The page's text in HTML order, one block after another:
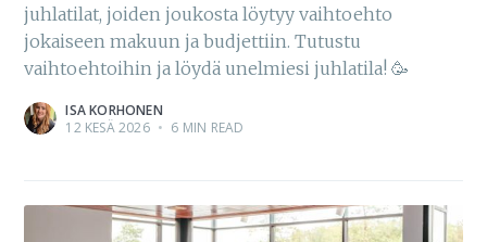
juhlatilat, joiden joukosta löytyy vaihtoehto
jokaiseen makuun ja budjettiin. Tutustu
vaihtoehtoihin ja löydä unelmiesi juhlatila! 🥳
ISA KORHONEN
12 KESÄ 2026 • 6 MIN READ